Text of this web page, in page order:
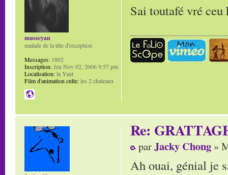
Sai toutafé vré
musecyan
malade de la tête d'exception
Messages: 1802
Inscription:Jeu Nov 02, 2006 9:57 pm
Localisation:la Yaut
Film d'animation culte:les 2 chateaux
Re:
parJacky Chong »
Ah ouai, génial je